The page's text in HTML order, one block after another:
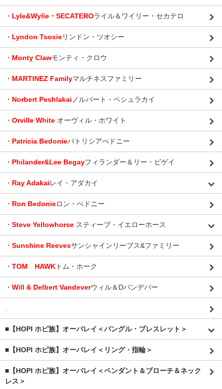
・ Lyle&Wylie・SECATEROライル＆ワイリー・セカテロ
・ Lyndon Tsosieリンドン・ツオシー
・ Monty Clawモンティ・クロウ
・ MARTINEZ Familyマルチネスファミリー
・ Norbert Peshlakai ノルバート・ペシュラカイ
・ Orville White オーヴィル・ホワイト
・ Patricia Bedonieパトリシアべドニー
・ Philander&Lee Begayフィランダー＆リー・ビゲイ
・ Ray Adakaiレイ・アダカイ
・ Ron Bedonieロン・べドニー
・ Steve Yellowhorse スティーブ・イエローホース
・ Sunshine Reevesサンシャインリーブス&ファミリー
・ TOM HAWK トム・ホーク
・ Will & Delbert Vandeverウィル＆Dバンデバー
.
■【HOPI ホピ族】オーバレイ＜バングル・ブレスレット＞
■【HOPI ホピ族】オーバレイ＜リング・指輪＞
■【HOPI ホピ族】オーバレイ＜ペンダント＆ブローチ＆ネック
レス＞